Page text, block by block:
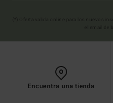
Encuentra una tienda